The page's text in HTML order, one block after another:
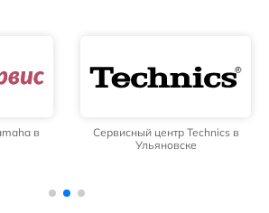
в
Сервисный центр Technics в
Ульяновске